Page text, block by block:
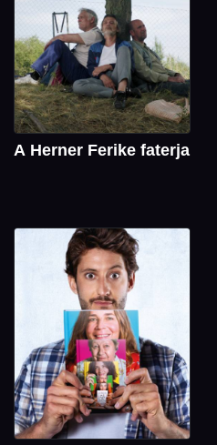
A Herner Ferike faterja